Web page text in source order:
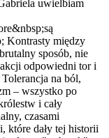
uwielbiam
Kontrasty między
sposób, nie
akcji odpowiedni tor i
na ból,
– wszystko po
i cały
czasami
które dały tej historii